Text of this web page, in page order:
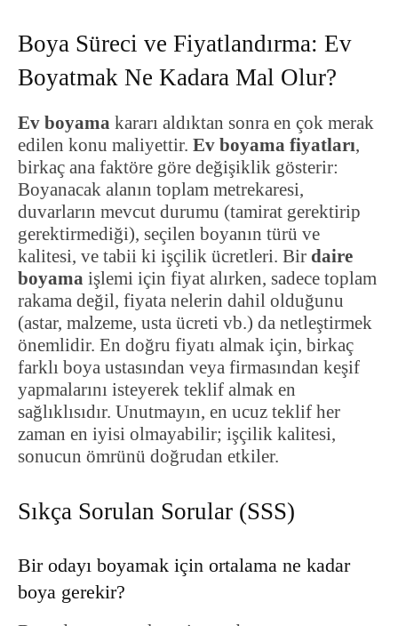
Boya Süreci ve Fiyatlandırma: Ev
Boyatmak Ne Kadara Mal Olur?
Ev boyama kararı aldıktan sonra en çok merak
edilen konu maliyettir. Ev boyama fiyatları,
birkaç ana faktöre göre değişiklik gösterir:
Boyanacak alanın toplam metrekaresi,
duvarların mevcut durumu (tamirat gerektirip
gerektirmediği), seçilen boyanın türü ve
kalitesi, ve tabii ki işçilik ücretleri. Bir daire
boyama işlemi için fiyat alırken, sadece toplam
rakama değil, fiyata nelerin dahil olduğunu
(astar, malzeme, usta ücreti vb.) da netleştirmek
önemlidir. En doğru fiyatı almak için, birkaç
farklı boya ustasından veya firmasından keşif
yapmalarını isteyerek teklif almak en
sağlıklısıdır. Unutmayın, en ucuz teklif her
zaman en iyisi olmayabilir; işçilik kalitesi,
sonucun ömrünü doğrudan etkiler.
Sıkça Sorulan Sorular (SSS)
Bir odayı boyamak için ortalama ne kadar
boya gerekir?